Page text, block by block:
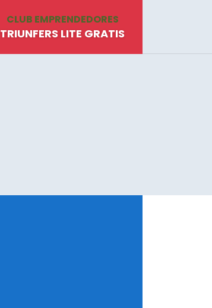
CLUB EMPRENDEDORES
TRIUNFERS LITE GRATIS